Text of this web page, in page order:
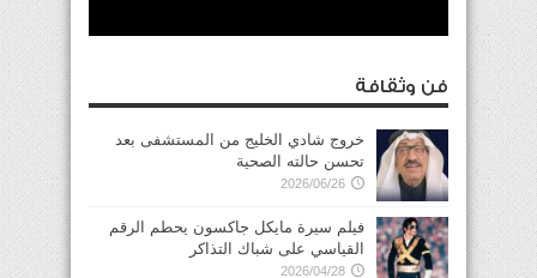
فن وثقافة
خروج شادي الخليج من المستشفى بعد
تحسن حالته الصحية
2026/06/26
فيلم سيرة مايكل جاكسون يحطم الرقم
القياسي على شباك التذاكر
2026/04/28